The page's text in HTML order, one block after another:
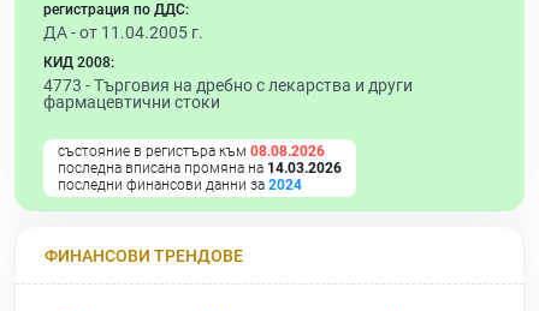
регистрация по ДДС:
ДА - от 11.04.2005 г.
КИД 2008:
4773 -Търговия на дребно с лекарства и други
фармацевтични стоки
състояние в регистъра към 08.08.2026
последна вписана промяна на 14.03.2026
последни финансови данни за 2024
ФИНАНСОВИ ТРЕНДОВЕ